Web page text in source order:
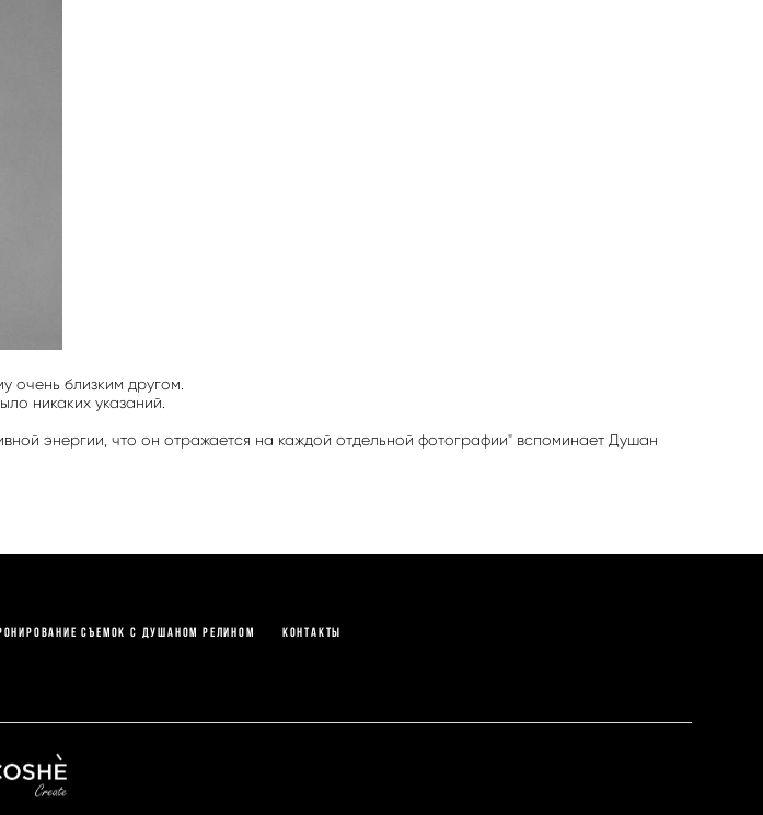
очень близким другом.
никаких указаний.
энергии, что он отражается на каждой отдельной фотографии" вспоминает Душан
съемок с Душаном Релином Контакты